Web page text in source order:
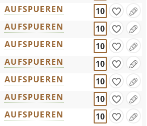
AUFSPUEREN
10
AUFSPUEREN
10
AUFSPUEREN
10
AUFSPUEREN
10
AUFSPUEREN
10
AUFSPUEREN
10
AUFSPUEREN
10